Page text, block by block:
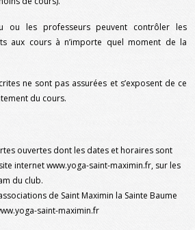
ou les professeurs peuvent contrôler les
aux cours à n’importe quel moment de la
ne sont pas assurées et s’exposent de ce
du cours.
ouvertes dont les dates et horaires sont
internetwww.yoga-saint-maximin.fr, sur les
du club.
de Saint Maximin la Sainte Baume
saint-maximin.fr